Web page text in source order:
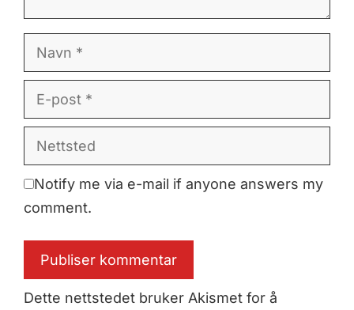
post
Notify me via e-mail if anyone answers my
comment.
Dette nettstedet bruker Akismet for å